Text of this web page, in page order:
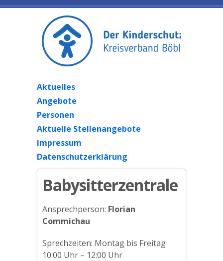
Aktuelles
Angebote
Personen
Aktuelle Stellenangebote
Impressum
Datenschutzerklärung
Babysitterzentrale
Ansprechperson: Florian
Commichau
Sprechzeiten: Montag bis Freitag
10:00 Uhr – 12:00 Uhr